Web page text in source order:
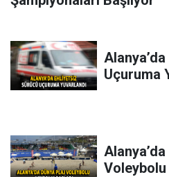
Uçuruma
Voleybolu